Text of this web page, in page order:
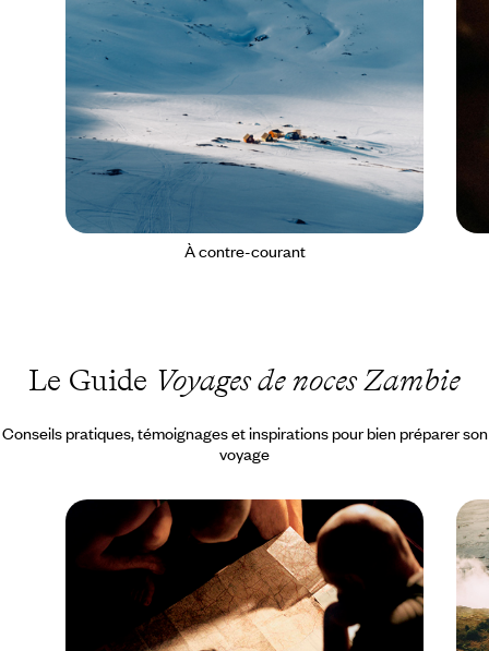
À contre-courant
Le Guide Voyages de noces Zambie
Conseils pratiques, témoignages et inspirations pour bien préparer son
voyage